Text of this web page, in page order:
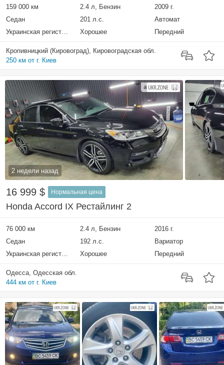
159 000 км 2.4 л, Бензин
2009 г.
Седан
201 л.с.
Автомат
Украинская регистрация
Хорошее Передний
Кропивницкий (Кировоград), Кировоградская обл.
250 км от г. Киев
2 недели назад
16 999 $ Нормальная цена
Honda Accord IX Рестайлинг 2
76 000 км 2.4 л, Бензин
2016 г.
Седан
192 л.с.
Вариатор
Украинская регистрация
Хорошее Передний
Одесса, Одесская обл.
444 км от г. Киев